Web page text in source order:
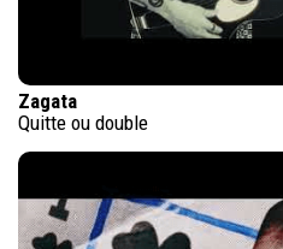
Zagata
Quitte ou double